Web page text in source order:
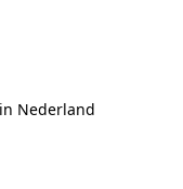
Nederland